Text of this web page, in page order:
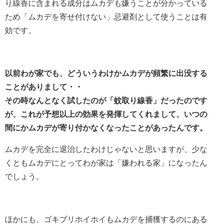
り線香に含まれる成分はムカデも嫌うことが分かっている
ため「ムカデを寄せ付けない」忌避剤として使うことは有
効です。
以前わが家でも、どういうわけかムカデが頻繁に出没する
ことがありまして・・
その時なんとなく試したのが「蚊取り線香」だったのです
が、これが予想以上の効果を発揮してくれまして、いつの
間にかムカデが寄り付かなくなったことがあったんです。
ムカデを完全に退治したわけじゃないと思いますが、少な
くともムカデにとってわが家は「嫌われる家」になったん
でしょう。
ほかにも、ゴキブリホイホイもムカデを捕獲するのにある